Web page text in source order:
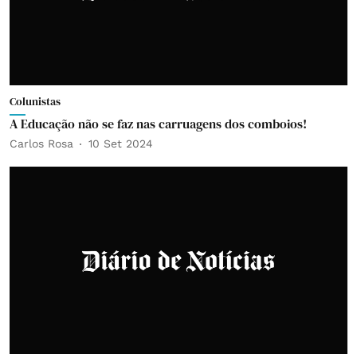
Colunistas
A Educação não se faz nas carruagens dos comboios!
Carlos Rosa 10 Set 2024